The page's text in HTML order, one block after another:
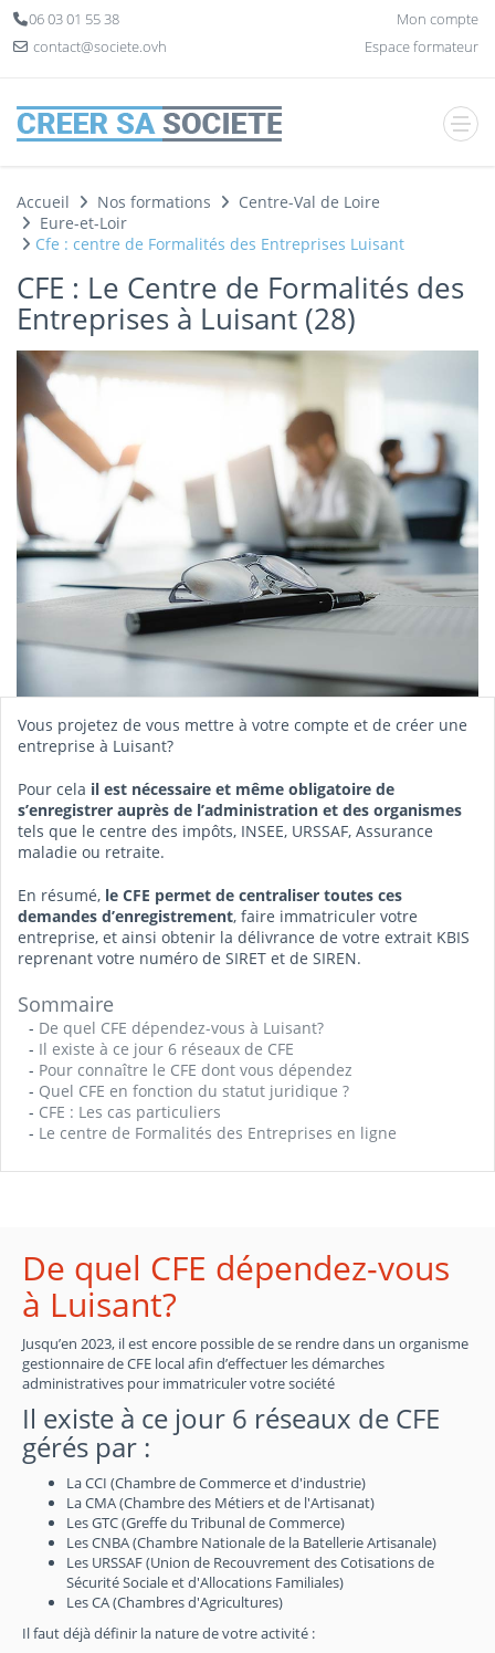
06 03 01 55 38
contact@societe.ovh
Mon compte
Espace formateur
Accueil Nos formations
Centre-Val de Loire
Eure-et-Loir
Cfe : centre de Formalités des Entreprises Luisant
CFE : Le Centre de Formalités des
Entreprises à Luisant (28)
Vous projetez de vous mettre à votre compte et de créer une
entreprise à Luisant?
Pour cela il est nécessaire et même obligatoire de
s’enregistrer auprès de l’administration et des organismes
tels que le centre des impôts, INSEE, URSSAF, Assurance
maladie ou retraite.
En résumé, le CFE permet de centraliser toutes ces
demandes d’enregistrement, faire immatriculer votre
entreprise, et ainsi obtenir la délivrance de votre extrait KBIS
reprenant votre numéro de SIRET et de SIREN.
Sommaire
- De quel CFE dépendez-vous à Luisant?
- Il existe à ce jour 6 réseaux de CFE
- Pour connaître le CFE dont vous dépendez
- Quel CFE en fonction du statut juridique ?
- CFE : Les cas particuliers
- Le centre de Formalités des Entreprises en ligne
De quel CFE dépendez-vous
à Luisant?
Jusqu’en 2023, il est encore possible de se rendre dans un organisme
gestionnaire de CFE local afin d’effectuer les démarches
administratives pour immatriculer votre société
Il existe à ce jour 6 réseaux de CFE
gérés par :
La CCI (Chambre de Commerce et d'industrie)
La CMA (Chambre des Métiers et de l'Artisanat)
Les GTC (Greffe du Tribunal de Commerce)
Les CNBA (Chambre Nationale de la Batellerie Artisanale)
Les URSSAF (Union de Recouvrement des Cotisations de
Sécurité Sociale et d'Allocations Familiales)
Les CA (Chambres d'Agricultures)
Il faut déjà définir la nature de votre activité :
Panneau de gestion des cookies